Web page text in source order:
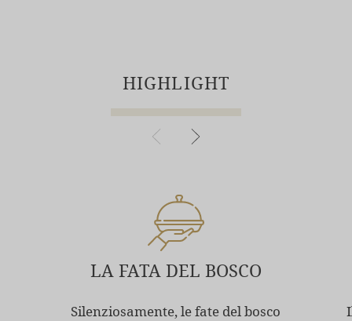
HIGHLIGHT
LA FATA DEL BOSCO
Silenziosamente, le fate del bosco